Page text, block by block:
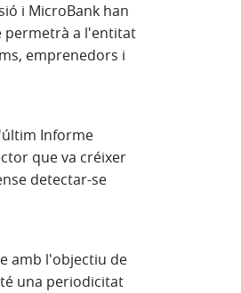
i MicroBank han
permetrà a l'entitat
emprenedors i
Informe
que va créixer
detectar-se
amb l'objectiu de
una periodicitat